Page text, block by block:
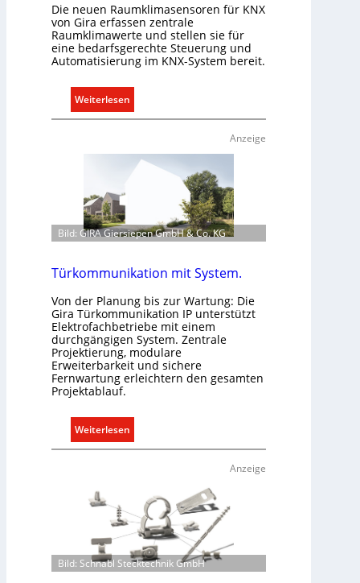
Die neuen Raumklimasensoren für KNX
von Gira erfassen zentrale
Raumklimawerte und stellen sie für
eine bedarfsgerechte Steuerung und
Automatisierung im KNX-System bereit.
Weiterlesen
R
m
m
b
d
a
r
f
s
g
r
c
r
f
a
s
Anzeige
Bild: GIRA Giersiepen GmbH & Co. KG
Türkommunikation mit System.
Von der Planung bis zur Wartung: Die
Gira Türkommunikation IP unterstützt
Elektrofachbetriebe mit einem
durchgängigen System. Zentrale
Projektierung, modulare
Erweiterbarkeit und sichere
Fernwartung erleichtern den gesamten
Projektablauf.
Weiterlesen
T
o
m
m
u
Anzeige
Bild: Schnabl Stecktechnik GmbH